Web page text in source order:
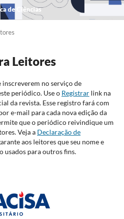
de Ciências
Leitores
inscreverem no serviço de
periódico. Use o Registrarlink na
da revista. Esse registro fará com
e-mail para cada nova edição da
que o periódico reivindique um
Veja a Declaração de
aos leitores que seu nome e
usados para outros fins.